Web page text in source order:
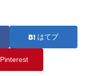
はてブ
Pinterest